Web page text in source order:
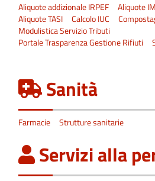
Aliquote addizionale IRPEF Aliquote
Aliquote TASI
Calcolo IUC
Modulistica Servizio Tributi
Portale Trasparenza Gestione Rifiuti
Sanità
Farmacie Strutture sanitarie
Servizi alla